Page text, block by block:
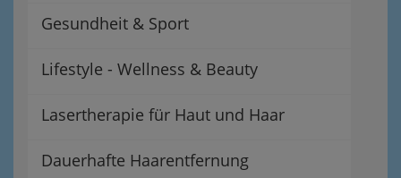
Gesundheit & Sport
Lifestyle - Wellness & Beauty
Lasertherapie für Haut und Haar
Dauerhafte Haarentfernung